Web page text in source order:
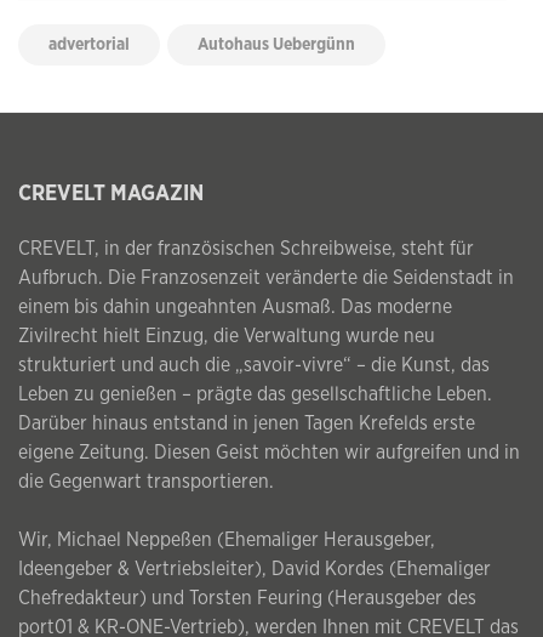
advertorial Autohaus Uebergünn
CREVELT MAGAZIN
CREVELT, in der französischen Schreibweise, steht für
Aufbruch. Die Franzosenzeit veränderte die Seidenstadt in
einem bis dahin ungeahnten Ausmaß. Das moderne
Zivilrecht hielt Einzug, die Verwaltung wurde neu
strukturiert und auch die „savoir-vivre“ – die Kunst, das
Leben zu genießen – prägte das gesellschaftliche Leben.
Darüber hinaus entstand in jenen Tagen Krefelds erste
eigene Zeitung. Diesen Geist möchten wir aufgreifen und in
die Gegenwart transportieren.
Wir, Michael Neppeßen (Ehemaliger Herausgeber,
Ideengeber & Vertriebsleiter), David Kordes (Ehemaliger
Chefredakteur) und Torsten Feuring (Herausgeber des
port01 & KR-ONE-Vertrieb), werden Ihnen mit CREVELT das